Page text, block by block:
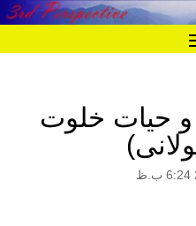
و حیات خلوت